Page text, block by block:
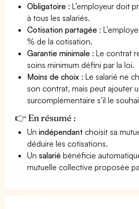
Obligatoire : L’employeur doit
à tous les salariés.
Cotisation partagée :
% de la cotisation.
Garantie minimale : Le contrat
soins minimum défini par la loi.
Moins de choix : Le salarié ne
son contrat, mais peut ajouter
surcomplémentaire s’il le
👉 En résumé :
Unindépendant choisit sa
déduire les cotisations.
Unsalarié bénéficie
mutuelle collective proposée